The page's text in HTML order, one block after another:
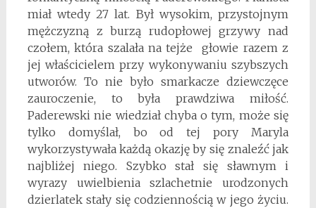
miał wtedy 27 lat. Był wysokim, przystojnym
mężczyzną z burzą rudopłowej grzywy nad
czołem, która szalała na tejże głowie razem z
jej właścicielem przy wykonywaniu szybszych
utworów. To nie było smarkacze dziewczęce
zauroczenie, to była prawdziwa miłość.
Paderewski nie wiedział chyba o tym, może się
tylko domyślał, bo od tej pory Maryla
wykorzystywała każdą okazję by się znaleźć jak
najbliżej niego. Szybko stał się sławnym i
wyrazy uwielbienia szlachetnie urodzonych
dzierlatek stały się codziennością w jego życiu.